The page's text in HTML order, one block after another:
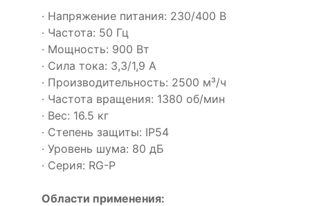
· Напряжение питания: 230/400 В
· Частота: 50 Гц
· Мощность: 900 Вт
· Сила тока: 3,3/1,9 А
· Производительность: 2500 м³/ч
· Частота вращения: 1380 об/мин
· Вес: 16.5 кг
· Степень защиты: IP54
· Уровень шума: 80 дБ
· Серия: RG-P
Области применения: